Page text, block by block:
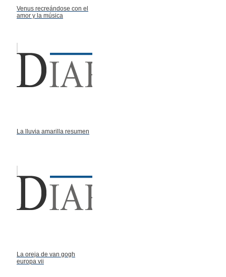
Venus recreándose con el
amor y la música
La lluvia amarilla resumen
La oreja de van gogh
europa vii